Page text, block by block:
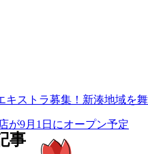
キストラ募集！新湊地域を舞
が9月1日にオープン予定
事